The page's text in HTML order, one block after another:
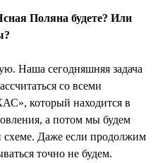
Поляна будете? Или
Наша сегодняшняя задача
со всеми
который находится в
а потом мы будем
схеме. Даже если продолжим
точно не будем.